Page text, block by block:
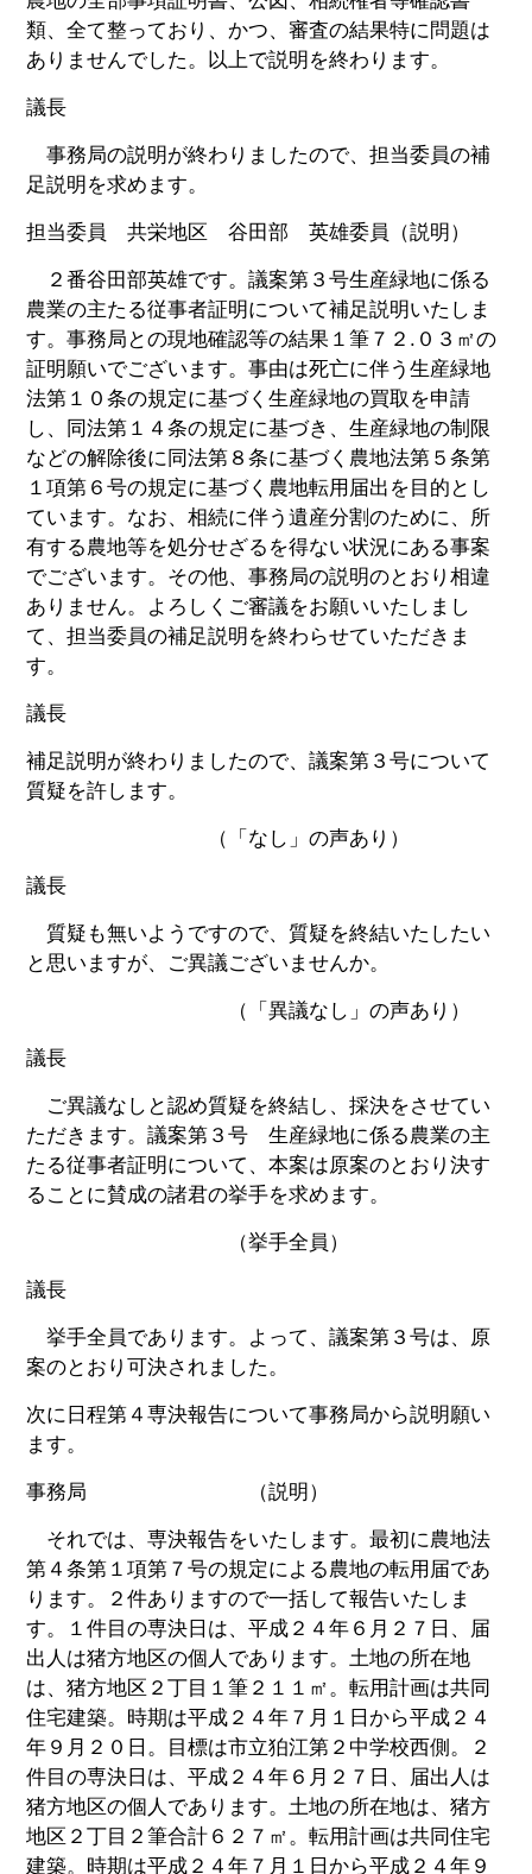
類、全て整っており、かつ、審査の結果特に問題は
ありませんでした。以上で説明を終わります。
議長
事務局の説明が終わりましたので、担当委員の補
足説明を求めます。
担当委員 共栄地区 谷田部 英雄委員（説明）
２番谷田部英雄です。議案第３号生産緑地に係る
農業の主たる従事者証明について補足説明いたしま
す。事務局との現地確認等の結果１筆７２.０３㎡の
証明願いでございます。事由は死亡に伴う生産緑地
法第１０条の規定に基づく生産緑地の買取を申請
し、同法第１４条の規定に基づき、生産緑地の制限
などの解除後に同法第８条に基づく農地法第５条第
１項第６号の規定に基づく農地転用届出を目的とし
ています。なお、相続に伴う遺産分割のために、所
有する農地等を処分せざるを得ない状況にある事案
でございます。その他、事務局の説明のとおり相違
ありません。よろしくご審議をお願いいたしまし
て、担当委員の補足説明を終わらせていただきま
す。
議長
補足説明が終わりましたので、議案第３号について
質疑を許します。
（「なし」の声あり）
議長
質疑も無いようですので、質疑を終結いたしたい
と思いますが、ご異議ございませんか。
（「異議なし」の声あり）
議長
ご異議なしと認め質疑を終結し、採決をさせてい
ただきます。議案第３号 生産緑地に係る農業の主
たる従事者証明について、本案は原案のとおり決す
ることに賛成の諸君の挙手を求めます。
（挙手全員）
議長
挙手全員であります。よって、議案第３号は、原
案のとおり可決されました。
次に日程第４専決報告について事務局から説明願い
ます。
事務局 （説明）
それでは、専決報告をいたします。最初に農地法
第４条第１項第７号の規定による農地の転用届であ
ります。２件ありますので一括して報告いたしま
す。１件目の専決日は、平成２４年６月２７日、届
出人は猪方地区の個人であります。土地の所在地
は、猪方地区２丁目１筆２１１㎡。転用計画は共同
住宅建築。時期は平成２４年７月１日から平成２４
年９月２０日。目標は市立狛江第２中学校西側。２
件目の専決日は、平成２４年６月２７日、届出人は
猪方地区の個人であります。土地の所在地は、猪方
地区２丁目２筆合計６２７㎡。転用計画は共同住宅
建築。時期は平成２４年７月１日から平成２４年９